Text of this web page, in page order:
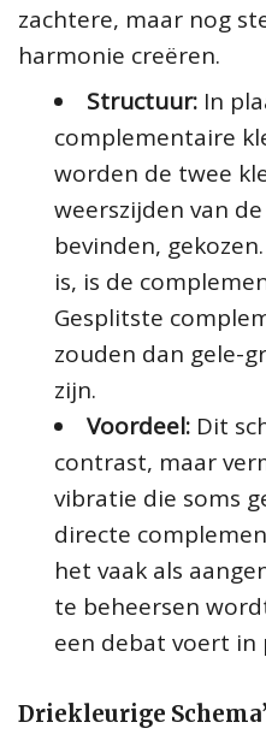
zachtere, maar nog
harmonie creëren.
Structuur: In
complementaire
worden de twee
weerszijden van
bevinden,
is, is de
Gesplitste
zouden dan gele-
zijn.
Voordeel: Dit
contrast, maar
vibratie die soms
directe
het vaak als
te beheersen
een debat voert in
Driekleurige